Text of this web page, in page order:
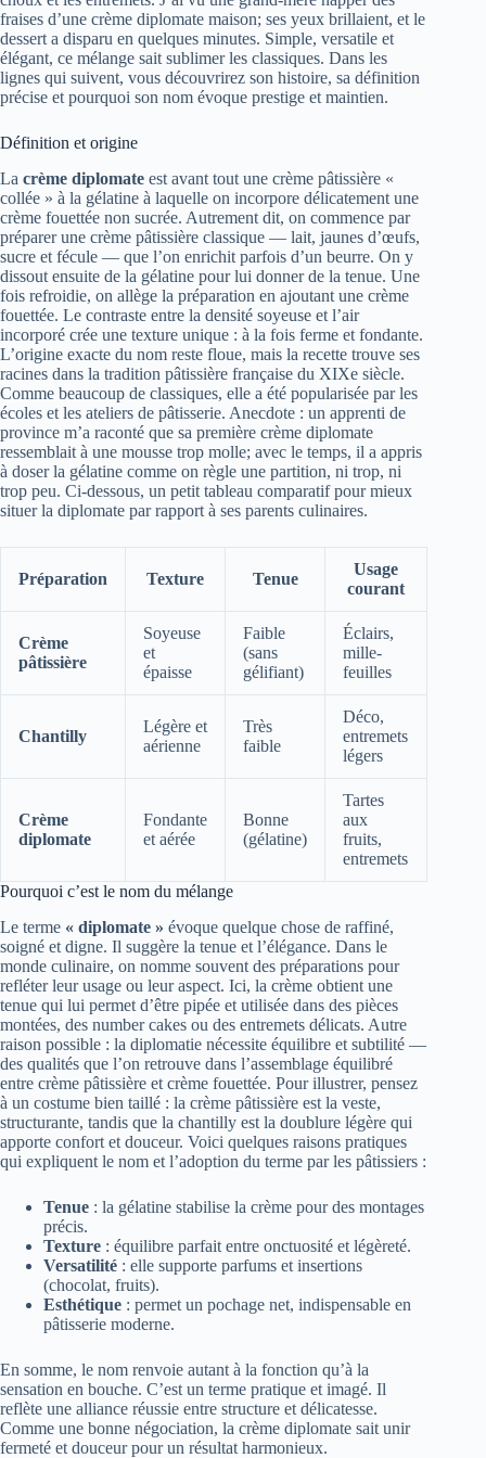
fraises d’une crème diplomate maison; ses yeux brillaient, et le
dessert a disparu en quelques minutes. Simple, versatile et
élégant, ce mélange sait sublimer les classiques. Dans les
lignes qui suivent, vous découvrirez son histoire, sa définition
précise et pourquoi son nom évoque prestige et maintien.
Définition et origine
La crème diplomate est avant tout une crème pâtissière «
collée » à la gélatine à laquelle on incorpore délicatement une
crème fouettée non sucrée. Autrement dit, on commence par
préparer une crème pâtissière classique — lait, jaunes d’œufs,
sucre et fécule — que l’on enrichit parfois d’un beurre. On y
dissout ensuite de la gélatine pour lui donner de la tenue. Une
fois refroidie, on allège la préparation en ajoutant une crème
fouettée. Le contraste entre la densité soyeuse et l’air
incorporé crée une texture unique : à la fois ferme et fondante.
L’origine exacte du nom reste floue, mais la recette trouve ses
racines dans la tradition pâtissière française du XIXe siècle.
Comme beaucoup de classiques, elle a été popularisée par les
écoles et les ateliers de pâtisserie. Anecdote : un apprenti de
province m’a raconté que sa première crème diplomate
ressemblait à une mousse trop molle; avec le temps, il a appris
à doser la gélatine comme on règle une partition, ni trop, ni
trop peu. Ci-dessous, un petit tableau comparatif pour mieux
situer la diplomate par rapport à ses parents culinaires.
Préparation Texture Tenue
Usage
courant
Crème
pâtissière
Soyeuse
et
épaisse
Faible
(sans
gélifiant)
Éclairs,
mille-
feuilles
Chantilly
Légère et
aérienne
Très
faible
Déco,
entremets
légers
Crème
diplomate
Fondante
et aérée
Bonne
(gélatine)
Tartes
aux
fruits,
entremets
Pourquoi c’est le nom du mélange
Le terme « diplomate » évoque quelque chose de raffiné,
soigné et digne. Il suggère la tenue et l’élégance. Dans le
monde culinaire, on nomme souvent des préparations pour
refléter leur usage ou leur aspect. Ici, la crème obtient une
tenue qui lui permet d’être pipée et utilisée dans des pièces
montées, des number cakes ou des entremets délicats. Autre
raison possible : la diplomatie nécessite équilibre et subtilité —
des qualités que l’on retrouve dans l’assemblage équilibré
entre crème pâtissière et crème fouettée. Pour illustrer, pensez
à un costume bien taillé : la crème pâtissière est la veste,
structurante, tandis que la chantilly est la doublure légère qui
apporte confort et douceur. Voici quelques raisons pratiques
qui expliquent le nom et l’adoption du terme par les pâtissiers :
Tenue : la gélatine stabilise la crème pour des montages
précis.
Texture : équilibre parfait entre onctuosité et légèreté.
Versatilité : elle supporte parfums et insertions
(chocolat, fruits).
Esthétique : permet un pochage net, indispensable en
pâtisserie moderne.
En somme, le nom renvoie autant à la fonction qu’à la
sensation en bouche. C’est un terme pratique et imagé. Il
reflète une alliance réussie entre structure et délicatesse.
Comme une bonne négociation, la crème diplomate sait unir
fermeté et douceur pour un résultat harmonieux.